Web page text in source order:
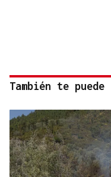
También te